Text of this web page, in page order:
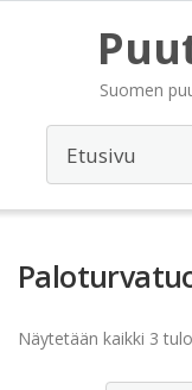
Suomen
Näytetään kaikki 3